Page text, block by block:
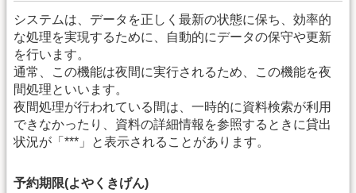
システムは、データを正しく最新の状態に保ち、効率的
な処理を実現するために、自動的にデータの保守や更新
を行います。
通常、この機能は夜間に実行されるため、この機能を夜
間処理といいます。
夜間処理が行われている間は、一時的に資料検索が利用
できなかったり、資料の詳細情報を参照するときに貸出
状況が「***」と表示されることがあります。
予約期限(よやくきげん)